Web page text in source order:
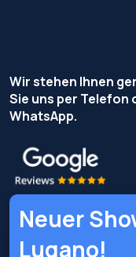
-
Wir stehen Ihnen
Sie uns per Telefon
WhatsApp.
Neuer
Lugano!